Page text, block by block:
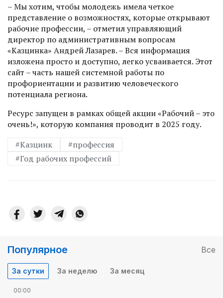
– Мы хотим, чтобы молодежь имела четкое
представление о возможностях, которые открывают
рабочие профессии, – отметил управляющий
директор по административным вопросам
«Казцинка» Андрей Лазарев. – Вся информация
изложена просто и доступно, легко усваивается. Этот
сайт – часть нашей системной работы по
профориентации и развитию человеческого
потенциала региона.
Ресурс запущен в рамках общей акции «Рабочий – это
очень!», которую компания проводит в 2025 году.
#Казцинк
#профессия
#Год рабочих профессий
Популярное Все
За сутки За неделю За месяц
00:00